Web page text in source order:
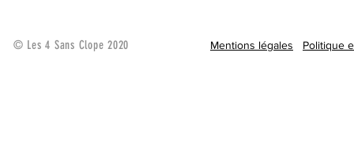
© Les 4 Sans Clope 2020 Mentions légales Politique